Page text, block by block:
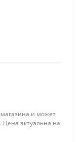
и может
Цена актуальна на